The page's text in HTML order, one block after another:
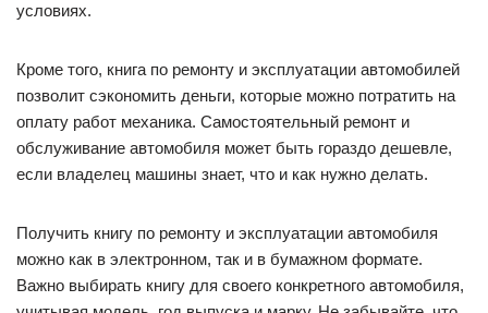
условиях.
Кроме того, книга по ремонту и эксплуатации автомобилей
позволит сэкономить деньги, которые можно потратить на
оплату работ механика. Самостоятельный ремонт и
обслуживание автомобиля может быть гораздо дешевле,
если владелец машины знает, что и как нужно делать.
Получить книгу по ремонту и эксплуатации автомобиля
можно как в электронном, так и в бумажном формате.
Важно выбирать книгу для своего конкретного автомобиля,